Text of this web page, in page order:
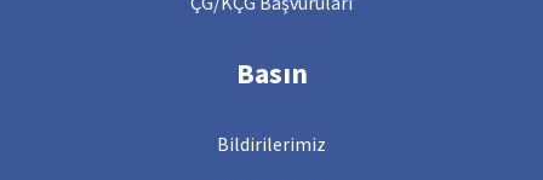
Basın
Bildirilerimiz